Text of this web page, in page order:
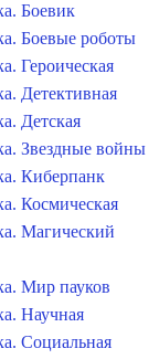
Боевик
Боевые роботы
Героическая
Детективная
Детская
Звездные войны
Киберпанк
Космическая
Магический
Мир пауков
Научная
Социальная